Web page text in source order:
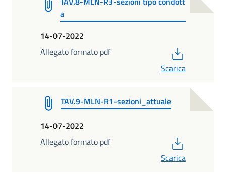
a
14-07-2022
Allegato formato pdf
Scarica
TAV.9-MLN-R1-sezioni_attuale
14-07-2022
Allegato formato pdf
Scarica